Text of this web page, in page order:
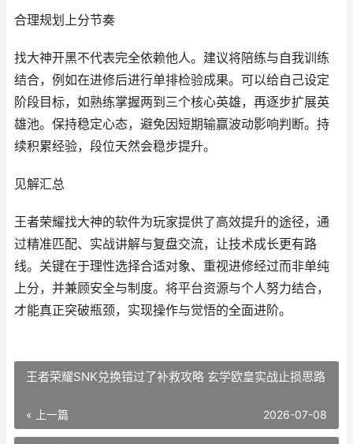
合理规划上分节奏
找大神开黑不代表完全依赖他人。建议将陪练与自我训练
结合，例如在进修后进行单排检验成果。可以给自己设定
阶段目标，如熟练掌握两到三个核心英雄，再逐步扩展英
雄池。保持稳定心态，避免因短期输赢波动影响判断。持
续积累经验，段位天然会稳步提升。
见解汇总
王者荣耀找大神的软件为玩家提供了高效提升的途径，通
过精准匹配、实战讲解与复盘交流，让技术成长更有路
线。关键在于理性选择合适对象、重视进修经过而非单纯
上分，并兼顾安全与制度。将平台资源与个人努力结合，
才能真正突破瓶颈，实现操作与觉悟的全面进阶。
王者荣耀SNK兑换错过了补救攻略 玄学欧皇实战止损思路
« 上一篇 2026-07-08